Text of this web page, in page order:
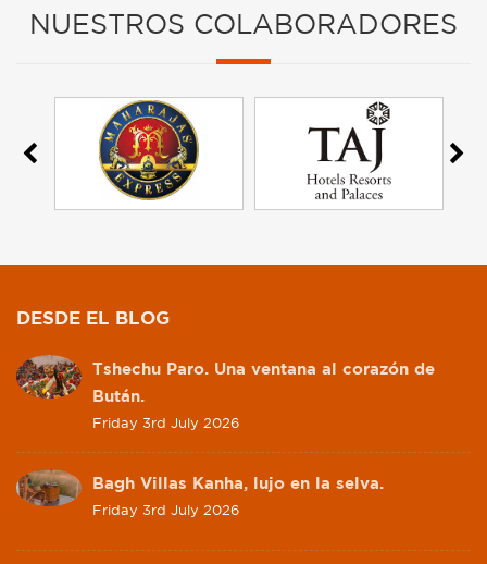
NUESTROS COLABORADORES
DESDE EL BLOG
Tshechu Paro. Una ventana al corazón de
Bután.
Friday 3rd July 2026
Bagh Villas Kanha, lujo en la selva.
Friday 3rd July 2026